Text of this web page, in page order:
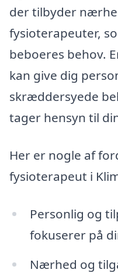
der tilbyder
fysioterapeuter,
beboeres behov.
kan give dig
skræddersyede
tager hensyn til
Her er nogle af
fysioterapeut i
Personlig og
fokuserer på
Nærhed og